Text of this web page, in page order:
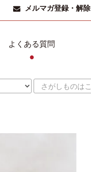
メルマガ登録・解除
よくある質問
●